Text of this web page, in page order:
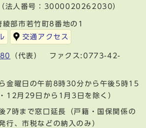
（法人番号：3000020262030）
部市若竹町8番地の1
交通アクセス
（代表） ファクス:0773-42-
金曜日の午前8時30分から午後5時15
12月29日から1月3日を除く）
7時まで窓口延長（戸籍・国保関係の
行、市税などの納入のみ）